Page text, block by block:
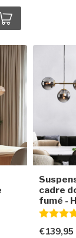
cadre
fumé -
Note:
€139,95